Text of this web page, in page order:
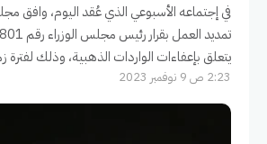
في إجتماعه الأسبوعي الذي عُقد اليوم، وافق
يتعلق بإعفاءات الواردات الذهبية، وذلك لفترة
2:23 ص 9 نوفمبر 2023